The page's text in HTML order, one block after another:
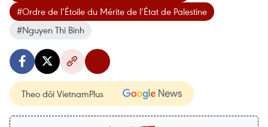
#Ordre de l’Étoile du Mérite de l’État de Palestine
#Nguyen Thi Binh
Theo dõi VietnamPlus